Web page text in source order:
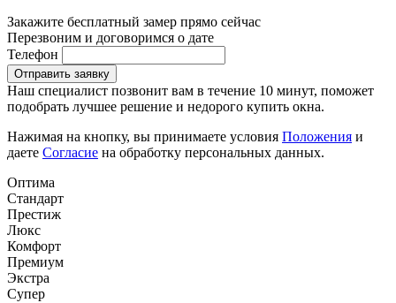
Закажите бесплатный замер прямо сейчас
Перезвоним и договоримся о дате
Телефон
Отправить заявку
Наш специалист позвонит вам в течение 10 минут, поможет
подобрать лучшее решение и недорого купить окна.
Нажимая на кнопку, вы принимаете условия Положения и
даете Согласие на обработку персональных данных.
Оптима
Стандарт
Престиж
Люкс
Комфорт
Премиум
Экстра
Супер